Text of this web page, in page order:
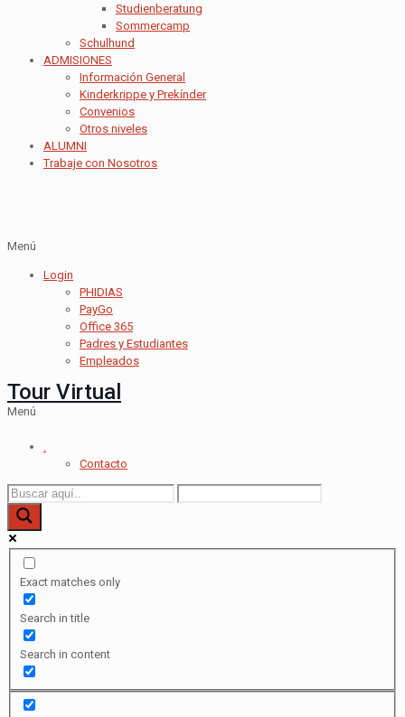
Studienberatung
Sommercamp
Schulhund
ADMISIONES
Información General
Kinderkrippe y Prekínder
Convenios
Otros niveles
ALUMNI
Trabaje con Nosotros
Menú
Login
PHIDIAS
PayGo
Office 365
Padres y Estudiantes
Empleados
Tour Virtual
Menú
.
Contacto
Exact matches only
Search in title
Search in content